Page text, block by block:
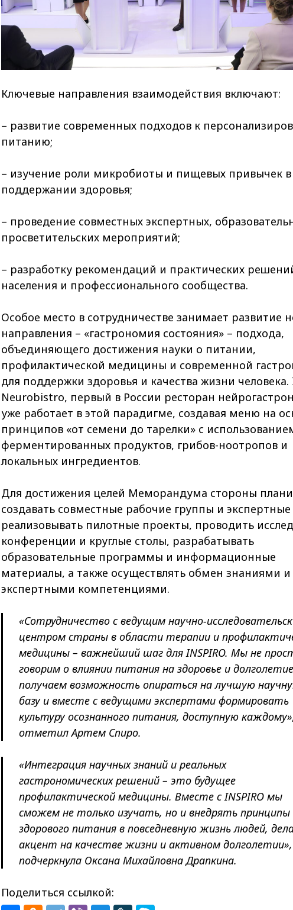
Ключевые направления взаимодействия включают:
– развитие современных подходов к
питанию;
– изучение роли микробиоты и пищевых привычек в
поддержании здоровья;
– проведение совместных экспертных,
просветительских мероприятий;
– разработку рекомендаций и практических
населения и профессионального сообщества.
Особое место в сотрудничестве занимает развитие
направления – «гастрономия состояния» – подхода,
объединяющего достижения науки о питании,
профилактической медицины и современной
для поддержки здоровья и качества жизни человека.
Neurobistro, первый в России ресторан
уже работает в этой парадигме, создавая меню на
принципов «от семени до тарелки» с
ферментированных продуктов, грибов-ноотропов и
локальных ингредиентов.
Для достижения целей Меморандума стороны
создавать совместные рабочие группы и экспертные
реализовывать пилотные проекты, проводить
конференции и круглые столы, разрабатывать
образовательные программы и информационные
материалы, а также осуществлять обмен знаниями и
экспертными компетенциями.
«Сотрудничество с ведущим научно-
центром страны в области терапии и
медицины – важнейший шаг для INSPIRO. Мы не
говорим о влиянии питания на здоровье и
получаем возможность опираться на лучшую
базу и вместе с ведущими экспертами формировать
культуру осознанного питания, доступную
отметил Артем Спиро.
«Интеграция научных знаний и реальных
гастрономических решений – это будущее
профилактической медицины. Вместе с INSPIRO мы
сможем не только изучать, но и внедрять принципы
здорового питания в повседневную жизнь людей,
акцент на качестве жизни и активном
подчеркнула Оксана Михайловна Драпкина.
Поделиться ссылкой: